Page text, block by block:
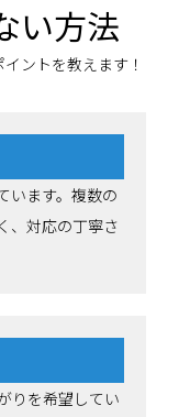
い方法
ントを教えます！
います。複数の
、対応の丁寧さ
りを希望してい